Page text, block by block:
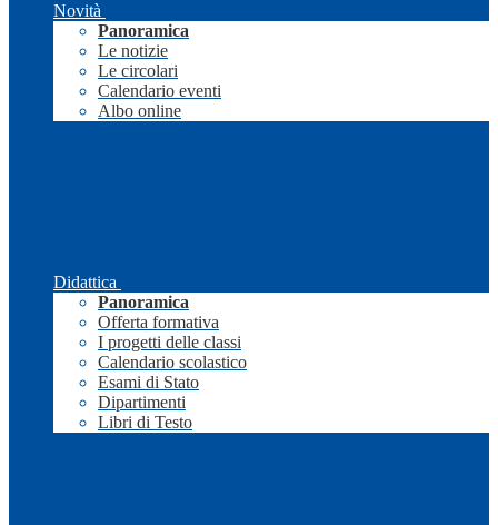
Novità
Panoramica
Le notizie
Le circolari
Calendario eventi
Albo online
Didattica
Panoramica
Offerta formativa
I progetti delle classi
Calendario scolastico
Esami di Stato
Dipartimenti
Libri di Testo